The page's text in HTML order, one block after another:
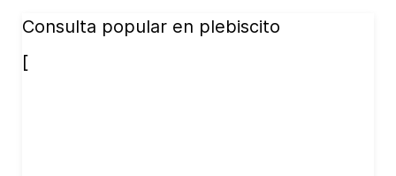
Consulta popular en plebiscito
[